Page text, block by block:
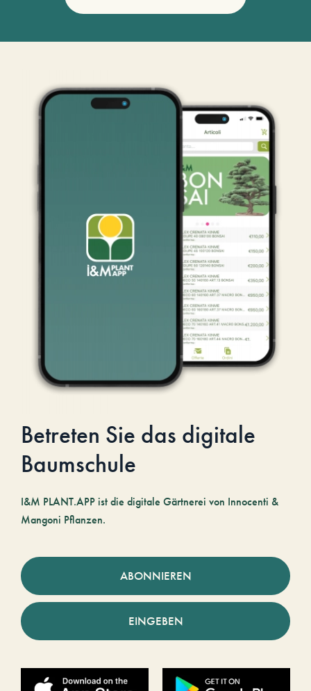
Betreten Sie das digitale
Baumschule
I&M PLANT.APP ist die digitale Gärtnerei von Innocenti &
Mangoni Pflanzen.
ABONNIEREN
EINGEBEN